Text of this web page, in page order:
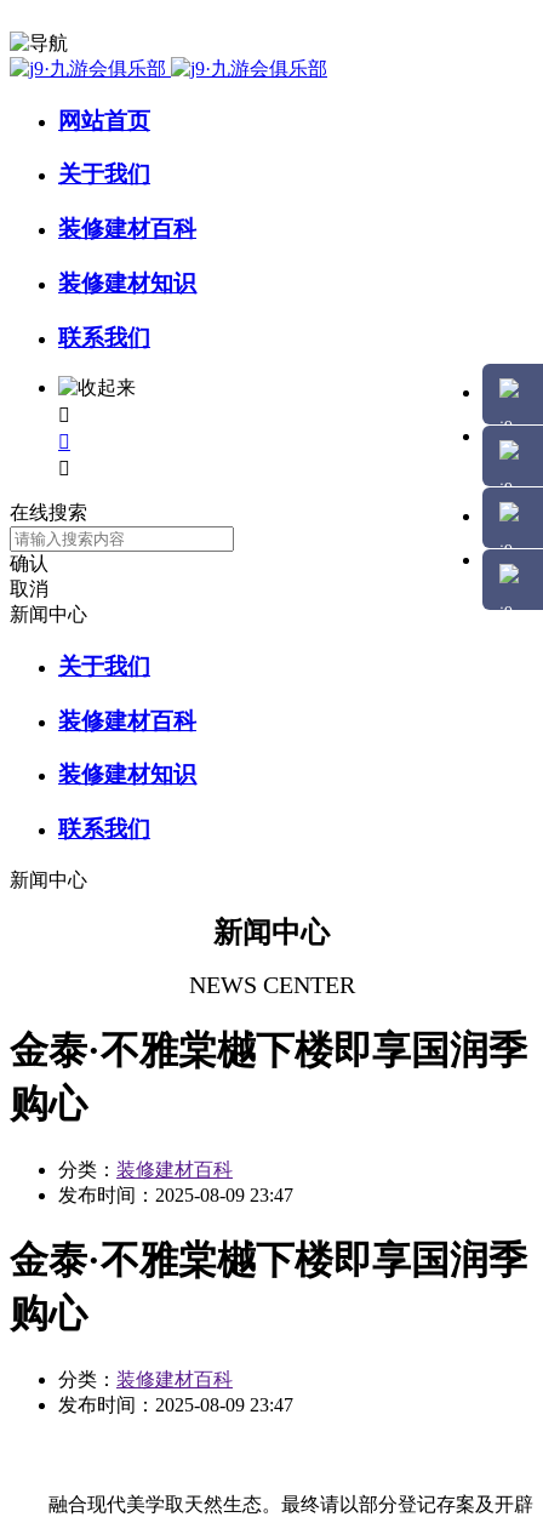
网站首页
关于我们
装修建材百科
装修建材知识
联系我们



在线搜索
确认
取消
新闻中心
关于我们
装修建材百科
装修建材知识
联系我们
新闻中心
新闻中心
NEWS CENTER
金泰·不雅棠樾下楼即享国润季
购心
分类： 装修建材百科
发布时间： 2025-08-09 23:47
金泰·不雅棠樾下楼即享国润季
购心
分类： 装修建材百科
发布时间： 2025-08-09 23:47
融合现代美学取天然生态。最终请以部分登记存案及开辟